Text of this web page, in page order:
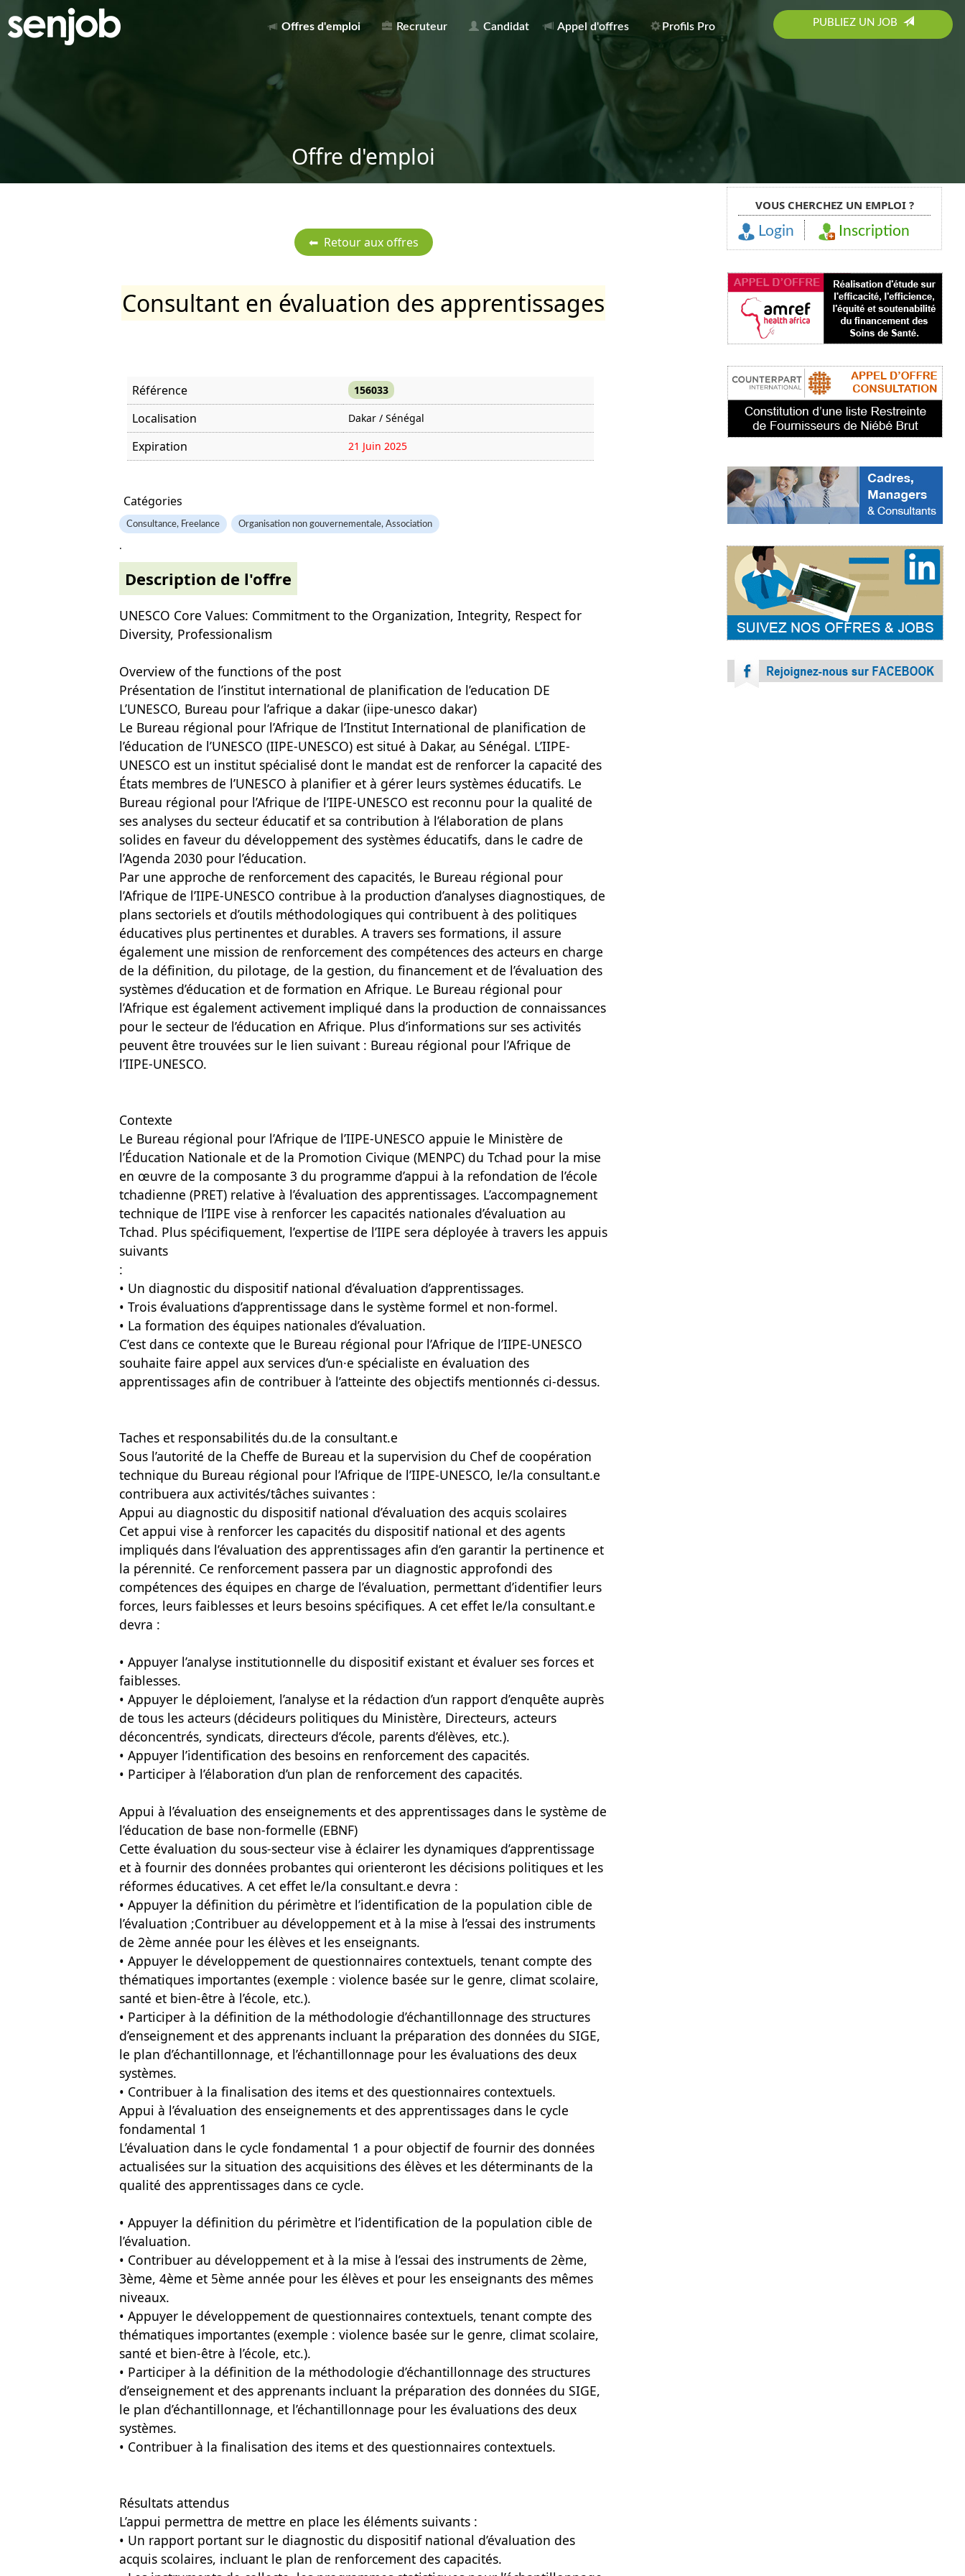
Offres d'emploi Recruteur Candidat Appel d'offres Profils Pro PUBLIEZ UN JOB
Offre d'emploi
Consultant en évaluation des apprentissages
Référence 156033
Localisation Dakar / Sénégal
Expiration 21 Juin 2025
Catégories
Consultance, Freelance Organisation non gouvernementale, Association
.
Description de l'offre
UNESCO Core Values: Commitment to the Organization, Integrity, Respect for
Diversity, Professionalism
Overview of the functions of the post
Présentation de l’institut international de planification de l’education DE
L’UNESCO, Bureau pour l’afrique a dakar (iipe-unesco dakar)
Le Bureau régional pour l’Afrique de l’Institut International de planification de
l’éducation de l’UNESCO (IIPE-UNESCO) est situé à Dakar, au Sénégal. L’IIPE-
UNESCO est un institut spécialisé dont le mandat est de renforcer la capacité des
États membres de l’UNESCO à planifier et à gérer leurs systèmes éducatifs. Le
Bureau régional pour l’Afrique de l’IIPE-UNESCO est reconnu pour la qualité de
ses analyses du secteur éducatif et sa contribution à l’élaboration de plans
solides en faveur du développement des systèmes éducatifs, dans le cadre de
l’Agenda 2030 pour l’éducation.
Par une approche de renforcement des capacités, le Bureau régional pour
l’Afrique de l’IIPE-UNESCO contribue à la production d’analyses diagnostiques, de
plans sectoriels et d’outils méthodologiques qui contribuent à des politiques
éducatives plus pertinentes et durables. A travers ses formations, il assure
également une mission de renforcement des compétences des acteurs en charge
de la définition, du pilotage, de la gestion, du financement et de l’évaluation des
systèmes d’éducation et de formation en Afrique. Le Bureau régional pour
l’Afrique est également activement impliqué dans la production de connaissances
pour le secteur de l’éducation en Afrique. Plus d’informations sur ses activités
peuvent être trouvées sur le lien suivant : Bureau régional pour l’Afrique de
l’IIPE-UNESCO.
Contexte
Le Bureau régional pour l’Afrique de l’IIPE-UNESCO appuie le Ministère de
l’Éducation Nationale et de la Promotion Civique (MENPC) du Tchad pour la mise
en œuvre de la composante 3 du programme d’appui à la refondation de l’école
tchadienne (PRET) relative à l’évaluation des apprentissages. L’accompagnement
technique de l’IIPE vise à renforcer les capacités nationales d’évaluation au
Tchad. Plus spécifiquement, l’expertise de l’IIPE sera déployée à travers les appuis
suivants
:
• Un diagnostic du dispositif national d’évaluation d’apprentissages.
• Trois évaluations d’apprentissage dans le système formel et non-formel.
• La formation des équipes nationales d’évaluation.
C’est dans ce contexte que le Bureau régional pour l’Afrique de l’IIPE-UNESCO
souhaite faire appel aux services d’un·e spécialiste en évaluation des
apprentissages afin de contribuer à l’atteinte des objectifs mentionnés ci-dessus.
Taches et responsabilités du.de la consultant.e
Sous l’autorité de la Cheffe de Bureau et la supervision du Chef de coopération
technique du Bureau régional pour l’Afrique de l’IIPE-UNESCO, le/la consultant.e
contribuera aux activités/tâches suivantes :
Appui au diagnostic du dispositif national d’évaluation des acquis scolaires
Cet appui vise à renforcer les capacités du dispositif national et des agents
impliqués dans l’évaluation des apprentissages afin d’en garantir la pertinence et
la pérennité. Ce renforcement passera par un diagnostic approfondi des
compétences des équipes en charge de l’évaluation, permettant d’identifier leurs
forces, leurs faiblesses et leurs besoins spécifiques. A cet effet le/la consultant.e
devra :
• Appuyer l’analyse institutionnelle du dispositif existant et évaluer ses forces et
faiblesses.
• Appuyer le déploiement, l’analyse et la rédaction d’un rapport d’enquête auprès
de tous les acteurs (décideurs politiques du Ministère, Directeurs, acteurs
déconcentrés, syndicats, directeurs d’école, parents d’élèves, etc.).
• Appuyer l’identification des besoins en renforcement des capacités.
• Participer à l’élaboration d’un plan de renforcement des capacités.
Appui à l’évaluation des enseignements et des apprentissages dans le système de
l’éducation de base non-formelle (EBNF)
Cette évaluation du sous-secteur vise à éclairer les dynamiques d’apprentissage
et à fournir des données probantes qui orienteront les décisions politiques et les
réformes éducatives. A cet effet le/la consultant.e devra :
• Appuyer la définition du périmètre et l’identification de la population cible de
l’évaluation ;Contribuer au développement et à la mise à l’essai des instruments
de 2ème année pour les élèves et les enseignants.
• Appuyer le développement de questionnaires contextuels, tenant compte des
thématiques importantes (exemple : violence basée sur le genre, climat scolaire,
santé et bien-être à l’école, etc.).
• Participer à la définition de la méthodologie d’échantillonnage des structures
d’enseignement et des apprenants incluant la préparation des données du SIGE,
le plan d’échantillonnage, et l’échantillonnage pour les évaluations des deux
systèmes.
• Contribuer à la finalisation des items et des questionnaires contextuels.
Appui à l’évaluation des enseignements et des apprentissages dans le cycle
fondamental 1
L’évaluation dans le cycle fondamental 1 a pour objectif de fournir des données
actualisées sur la situation des acquisitions des élèves et les déterminants de la
qualité des apprentissages dans ce cycle.
• Appuyer la définition du périmètre et l’identification de la population cible de
l’évaluation.
• Contribuer au développement et à la mise à l’essai des instruments de 2ème,
3ème, 4ème et 5ème année pour les élèves et pour les enseignants des mêmes
niveaux.
• Appuyer le développement de questionnaires contextuels, tenant compte des
thématiques importantes (exemple : violence basée sur le genre, climat scolaire,
santé et bien-être à l’école, etc.).
• Participer à la définition de la méthodologie d’échantillonnage des structures
d’enseignement et des apprenants incluant la préparation des données du SIGE,
le plan d’échantillonnage, et l’échantillonnage pour les évaluations des deux
systèmes.
• Contribuer à la finalisation des items et des questionnaires contextuels.
Résultats attendus
L’appui permettra de mettre en place les éléments suivants :
• Un rapport portant sur le diagnostic du dispositif national d’évaluation des
acquis scolaires, incluant le plan de renforcement des capacités.
VOUS CHERCHEZ UN EMPLOI ?
Login Inscription